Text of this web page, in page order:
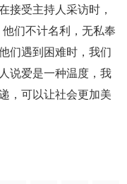
接受主持人采访时，
们不计名利，无私奉
们遇到困难时，我们
说爱是一种温度，我
，可以让社会更加美